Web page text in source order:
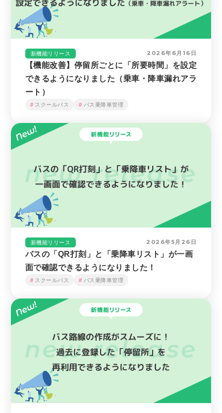
新機能リリース 2026年6月16日
【機能改善】停留所ごとに「所要時間」を設定
できるようになりました（乗車・降車漏れアラ
ート）
スクールバス バス乗降車管理
新機能リリース 2026年5月26日
バスの「QR打刻」と「乗降車リスト」が一画
面で確認できるようになりました！
スクールバス バス乗降車管理